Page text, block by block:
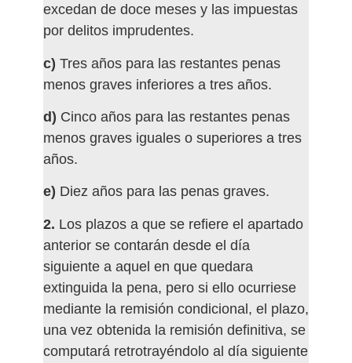
excedan de doce meses y las impuestas
por delitos imprudentes.
c) Tres años para las restantes penas
menos graves inferiores a tres años.
d) Cinco años para las restantes penas
menos graves iguales o superiores a tres
años.
e) Diez años para las penas graves.
2. Los plazos a que se refiere el apartado
anterior se contarán desde el día
siguiente a aquel en que quedara
extinguida la pena, pero si ello ocurriese
mediante la remisión condicional, el plazo,
una vez obtenida la remisión definitiva, se
computará retrotrayéndolo al día siguiente